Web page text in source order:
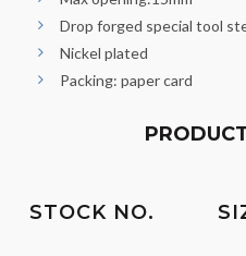
Drop forged special tool
Nickel plated
Packing: paper card
STOCK NO.